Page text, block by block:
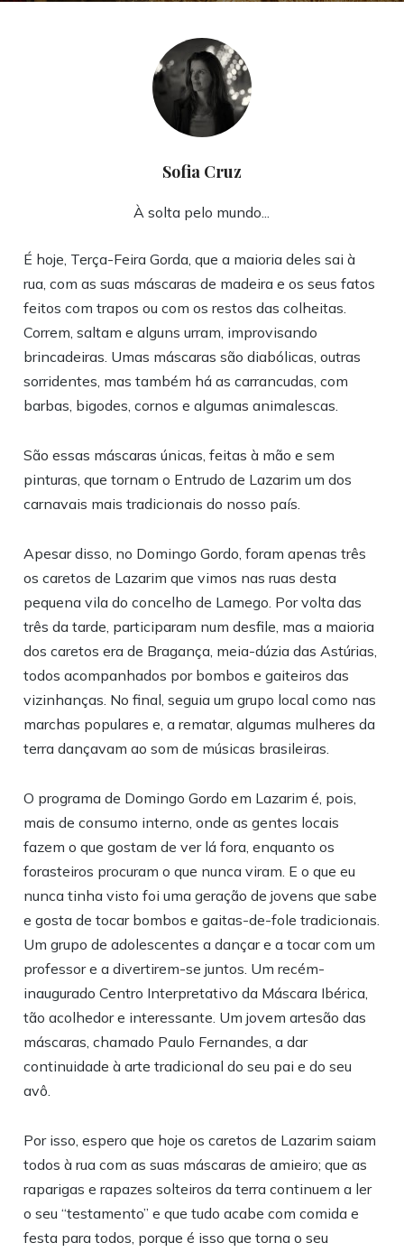
Sofia Cruz
À solta pelo mundo...
É hoje, Terça-Feira Gorda, que a maioria deles sai à
rua, com as suas máscaras de madeira e os seus fatos
feitos com trapos ou com os restos das colheitas.
Correm, saltam e alguns urram, improvisando
brincadeiras. Umas máscaras são diabólicas, outras
sorridentes, mas também há as carrancudas, com
barbas, bigodes, cornos e algumas animalescas.
São essas máscaras únicas, feitas à mão e sem
pinturas, que tornam o Entrudo de Lazarim um dos
carnavais mais tradicionais do nosso país.
Apesar disso, no Domingo Gordo, foram apenas três
os caretos de Lazarim que vimos nas ruas desta
pequena vila do concelho de Lamego. Por volta das
três da tarde, participaram num desfile, mas a maioria
dos caretos era de Bragança, meia-dúzia das Astúrias,
todos acompanhados por bombos e gaiteiros das
vizinhanças. No final, seguia um grupo local como nas
marchas populares e, a rematar, algumas mulheres da
terra dançavam ao som de músicas brasileiras.
O programa de Domingo Gordo em Lazarim é, pois,
mais de consumo interno, onde as gentes locais
fazem o que gostam de ver lá fora, enquanto os
forasteiros procuram o que nunca viram. E o que eu
nunca tinha visto foi uma geração de jovens que sabe
e gosta de tocar bombos e gaitas-de-fole tradicionais.
Um grupo de adolescentes a dançar e a tocar com um
professor e a divertirem-se juntos. Um recém-
inaugurado Centro Interpretativo da Máscara Ibérica,
tão acolhedor e interessante. Um jovem artesão das
máscaras, chamado Paulo Fernandes, a dar
continuidade à arte tradicional do seu pai e do seu
avô.
Por isso, espero que hoje os caretos de Lazarim saiam
todos à rua com as suas máscaras de amieiro; que as
raparigas e rapazes solteiros da terra continuem a ler
o seu “testamento” e que tudo acabe com comida e
festa para todos, porque é isso que torna o seu